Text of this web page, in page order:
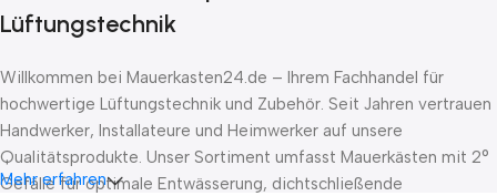
Lüftungstechnik
Willkommen bei Mauerkasten24.de – Ihrem Fachhandel für
hochwertige Lüftungstechnik und Zubehör. Seit Jahren vertrauen
Handwerker, Installateure und Heimwerker auf unsere
Qualitätsprodukte. Unser Sortiment umfasst Mauerkästen mit 2°
Gefälle für optimale Entwässerung, dichtschließende
Mehr erfahren